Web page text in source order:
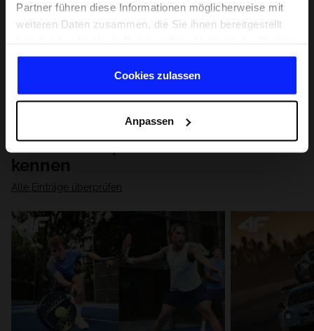
Partner führen diese Informationen möglicherweise mit
weiteren Daten zusammen, die Sie ihnen bereitgestellt
gesammelt haben.
Cookies zulassen
Anpassen
Lernen Sie Sport von Grund auf
kennen
Alle Einträge überprüfen